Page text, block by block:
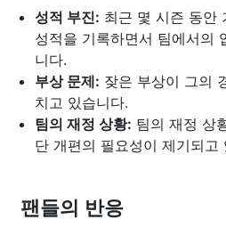
성적 부진: 최근 몇 시즌 동안
성적을 기록하면서 팀에서의
니다.
부상 문제: 잦은 부상이 그의
치고 있습니다.
팀의 재정 상황: 팀의 재정 상
단 개편의 필요성이 제기되고
팬들의 반응